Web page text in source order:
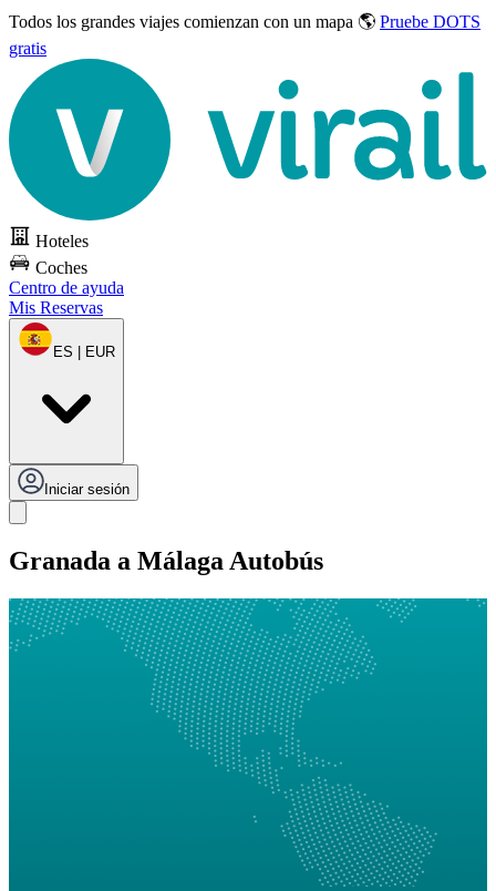
Todos los grandes viajes comienzan con un mapa 🌎 Pruebe DOTS
gratis
Hoteles
Coches
Centro de ayuda
Mis Reservas
ES | EUR
Iniciar sesión
Granada a Málaga Autobús